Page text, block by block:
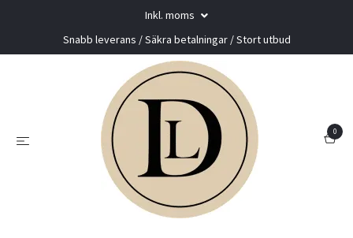
Inkl. moms
Snabb leverans / Säkra betalningar / Stort utbud
0